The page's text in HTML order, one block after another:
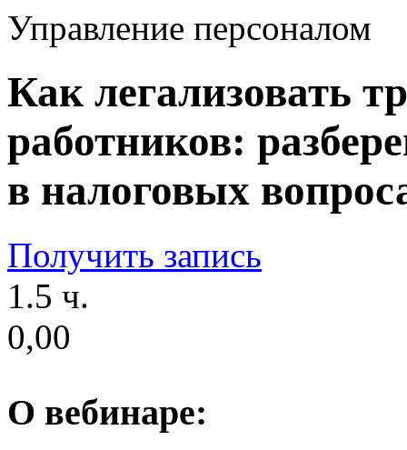
Управление персоналом
Как легализовать
работников:
в налоговых
Получить запись
1.5 ч.
0,00
О вебинаре: